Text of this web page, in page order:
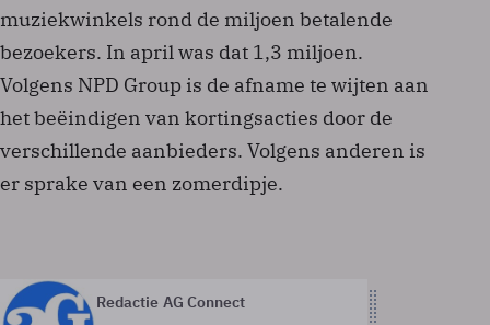
muziekwinkels rond de miljoen betalende
bezoekers. In april was dat 1,3 miljoen.
Volgens NPD Group is de afname te wijten aan
het beëindigen van kortingsacties door de
verschillende aanbieders. Volgens anderen is
er sprake van een zomerdipje.
Redactie AG Connect